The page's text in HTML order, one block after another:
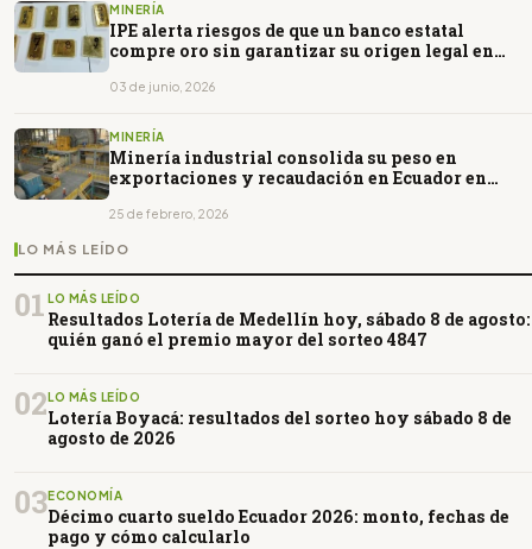
MINERÍA
IPE alerta riesgos de que un banco estatal
compre oro sin garantizar su origen legal en
03 de junio, 2026
MINERÍA
Minería industrial consolida su peso en
exportaciones y recaudación en Ecuador en
25 de febrero, 2026
LO MÁS LEÍDO
01 LO MÁS LEÍDO
Resultados Lotería de Medellín hoy, sábado 8 de agosto:
quién ganó el premio mayor del sorteo 4847
02LO MÁS LEÍDO
Lotería Boyacá: resultados del sorteo hoy sábado 8 de
agosto de 2026
03ECONOMÍA
Décimo cuarto sueldo Ecuador 2026: monto, fechas de
pago y cómo calcularlo